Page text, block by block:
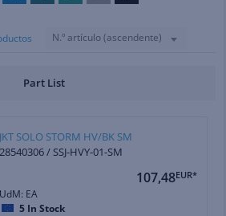
N.º artículo (ascendente)
Part List
JKT SOLO STORM HV/BK SM
28540306 / SSJ-HVY-01-SM
107,48EUR*
UdM: EA
5 In Stock